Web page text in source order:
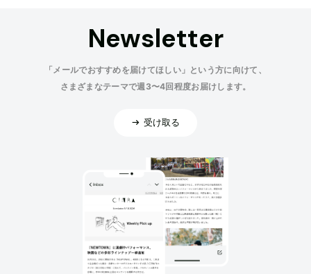
Newsletter
「メールでおすすめを届けてほしい」という方に向けて、
さまざまなテーマで週3〜4回程度お届けします。
受け取る